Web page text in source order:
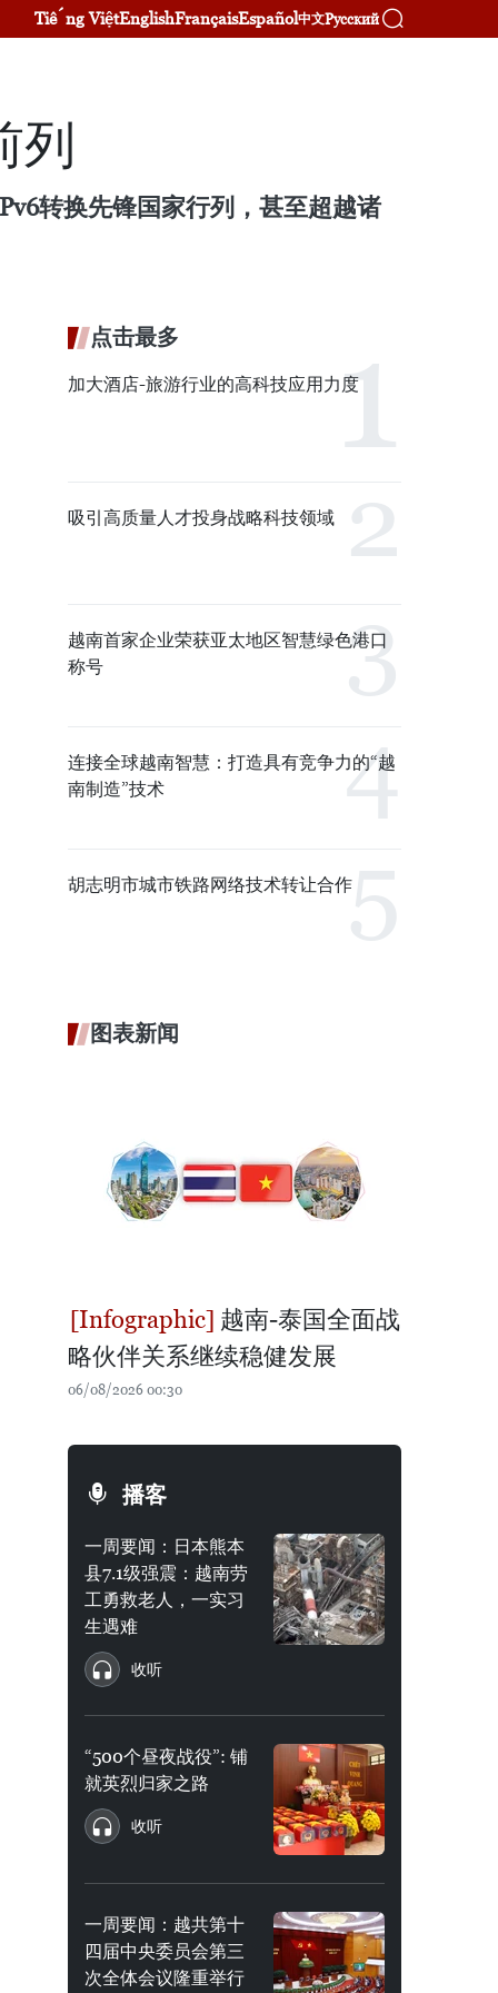
Tiếng ViệtEnglishFrançaisEspañol中文Русский
列
转换先锋国家行列，甚至超越诸
点击最多
加大酒店-旅游行业的高科技应用力度
吸引高质量人才投身战略科技领域
越南首家企业荣获亚太地区智慧绿色港口
称号
连接全球越南智慧：打造具有竞争力的“越
南制造”技术
胡志明市城市铁路网络技术转让合作
图表新闻
越南-泰国全面战
略伙伴关系继续稳健发展
06/08/2026 00:30
播客
一周要闻：日本熊本
县7.1级强震：越南劳
工勇救老人，一实习
生遇难
收听
“500个昼夜战役”: 铺
就英烈归家之路
收听
一周要闻：越共第十
四届中央委员会第三
次全体会议隆重举行